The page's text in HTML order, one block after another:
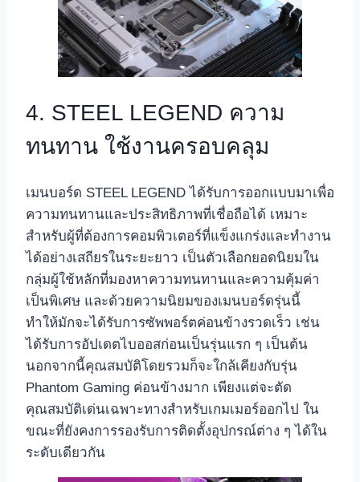
4. STEEL LEGEND ความ
ทนทาน ใช้งานครอบคลุม
เมนบอร์ด STEEL LEGEND ได้รับการออกแบบมาเพื่อ
ความทนทานและประสิทธิภาพที่เชื่อถือได้ เหมาะ
สำหรับผู้ที่ต้องการคอมพิวเตอร์ที่แข็งแกร่งและทำงาน
ได้อย่างเสถียรในระยะยาว เป็นตัวเลือกยอดนิยมใน
กลุ่มผู้ใช้หลักที่มองหาความทนทานและความคุ้มค่า
เป็นพิเศษ และด้วยความนิยมของเมนบอร์ดรุ่นนี้
ทำให้มักจะได้รับการซัพพอร์ตค่อนข้างรวดเร็ว เช่น
ได้รับการอัปเดตไบออสก่อนเป็นรุ่นแรก ๆ เป็นต้น
นอกจากนี้คุณสมบัติโดยรวมก็จะใกล้เคียงกับรุ่น
Phantom Gaming ค่อนข้างมาก เพียงแต่จะตัด
คุณสมบัติเด่นเฉพาะทางสำหรับเกมเมอร์ออกไป ใน
ขณะที่ยังคงการรองรับการติดตั้งอุปกรณ์ต่าง ๆ ได้ใน
ระดับเดียวกัน